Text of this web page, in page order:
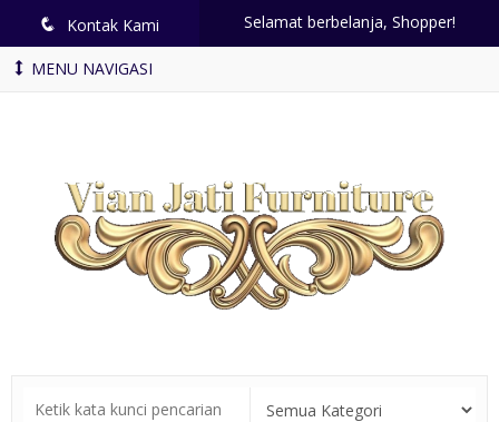
q Kontak Kami Selamat berbelanja, Shopper!
MENU NAVIGASI